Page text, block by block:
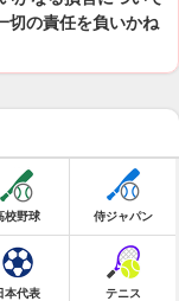
切の責任を負いかね
校野球 侍ジャパン
本代表 テニス